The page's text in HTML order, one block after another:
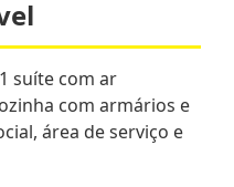
suíte com ar
com armários e
área de serviço e